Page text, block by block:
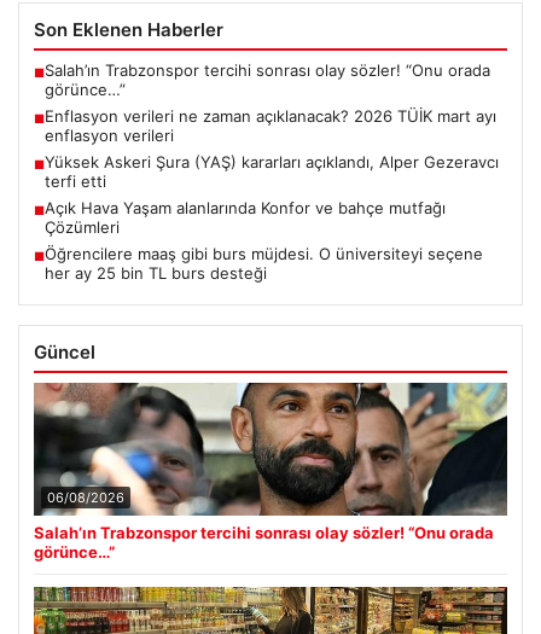
Son Eklenen Haberler
■Salah’ın Trabzonspor tercihi sonrası olay sözler! “Onu orada
görünce…”
■Enflasyon verileri ne zaman açıklanacak? 2026 TÜİK mart ayı
enflasyon verileri
■Yüksek Askeri Şura (YAŞ) kararları açıklandı, Alper Gezeravcı
terfi etti
■Açık Hava Yaşam alanlarında Konfor ve bahçe mutfağı
Çözümleri
■Öğrencilere maaş gibi burs müjdesi. O üniversiteyi seçene
her ay 25 bin TL burs desteği
Güncel
06/08/2026
Salah’ın Trabzonspor tercihi sonrası olay sözler! “Onu orada
görünce…”